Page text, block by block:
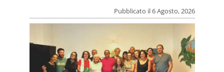
Pubblicato il 6 Agosto, 2026